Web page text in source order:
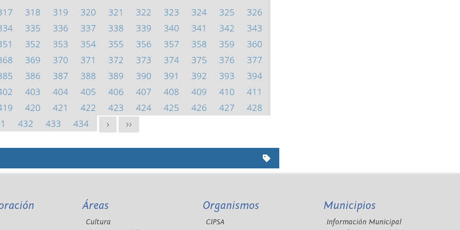
318 319 320 321 322 323 324 325
326
335 336 337 338 339 340 341 342
343
352 353 354 355 356 357 358 359
360
369 370 371 372 373 374 375 376
377
386 387 388 389 390 391 392 393
394
403 404 405 406 407 408 409 410
411
420 421 422 423 424 425 426 427
428
432 433 434 > >>
Áreas
Cultura
Organismos
CIPSA
Municipios
Información Municipal